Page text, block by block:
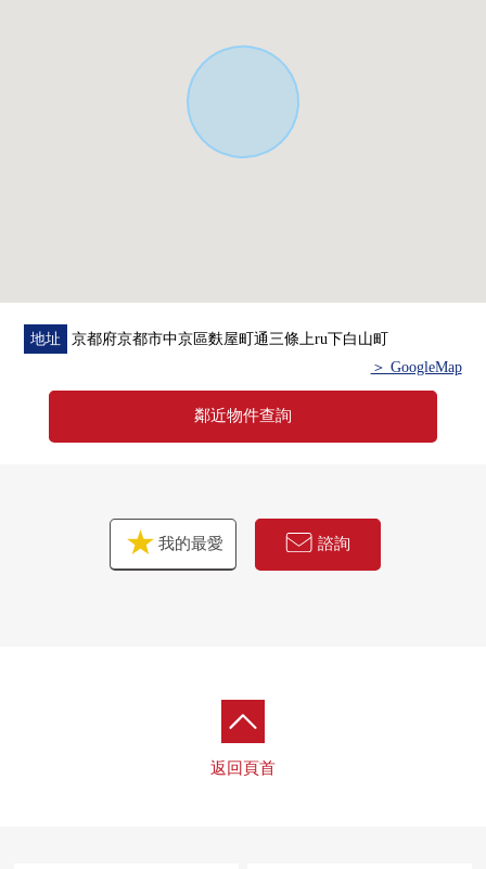
地址
京都府京都市中京區麩屋町通三條上ru下白山町
＞ GoogleMap
鄰近物件查詢
我的最愛 諮詢
返回頁首